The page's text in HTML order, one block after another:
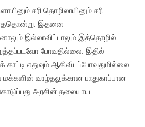
சரி தொழிலாயினும் சரி
இதனை
இல்லாவிட்டாலும் இத்தொழில்
போவதில்லை. இதில்
காட்டி எதுவும் ஆகிவிடப்போவதுமில்லை.
மக்களின் வாழ்தலுக்கான பாதுகாப்பான
அரசின் தலையாய